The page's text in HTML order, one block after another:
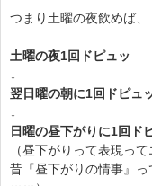
つまり土曜の夜飲めば、
土曜の夜1回ドピュッ
↓
翌日曜の朝に1回ドピュ
↓
日曜の昼下がりに1回ド
（昼下がりって表現っ
昔『昼下がりの情事』